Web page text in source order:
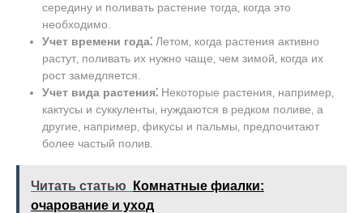
середину и поливать растение тогда‚ когда это
необходимо.
Учет времени года⁚ Летом‚ когда растения активно
растут‚ поливать их нужно чаще‚ чем зимой‚ когда их
рост замедляется.
Учет вида растения⁚ Некоторые растения‚ например‚
кактусы и суккуленты‚ нуждаются в редком поливе‚ а
другие‚ например‚ фикусы и пальмы‚ предпочитают
более частый полив.
Читать статью
Комнатные фиалки:
очарование и уход